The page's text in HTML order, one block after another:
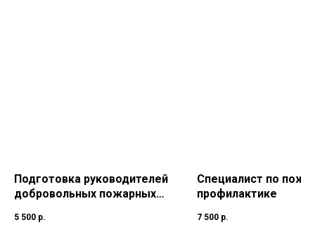
Подготовка руководителей
добровольных пожарных
5 500 р.
Специалист по
профилактике
7 500 р.